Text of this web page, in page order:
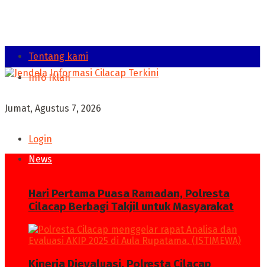
Tentang kami
Info Iklan
Jumat, Agustus 7, 2026
Login
News
Hari Pertama Puasa Ramadan, Polresta
Cilacap Berbagi Takjil untuk Masyarakat
Kinerja Dievaluasi, Polresta Cilacap